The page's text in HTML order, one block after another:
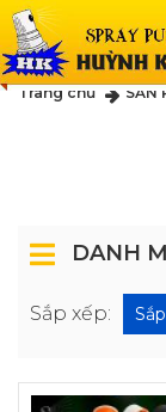
SẢN PHẨM
Trang chủ SẢN
DANH
Sắp xếp: